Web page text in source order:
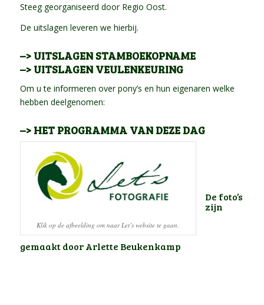
Steeg georganiseerd door Regio Oost.
De uitslagen leveren we hierbij.
–> UITSLAGEN STAMBOEKOPNAME
–> UITSLAGEN VEULENKEURING
Om u te informeren over pony’s en hun eigenaren welke
hebben deelgenomen:
–> HET PROGRAMMA VAN DEZE DAG
Klik op de afbeelding om naar Let’s website te gaan.
De foto’s
zijn
gemaakt door Arlette Beukenkamp